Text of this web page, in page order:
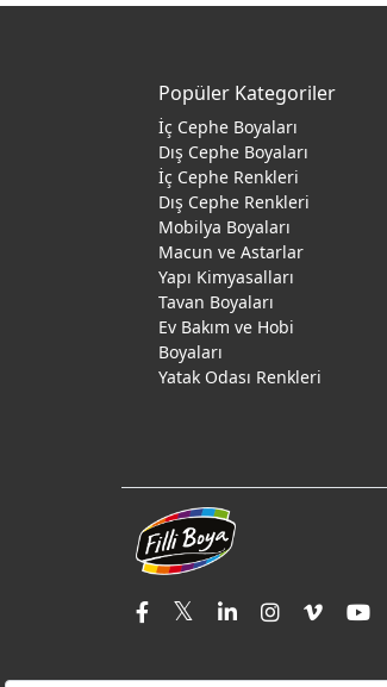
Popüler Kategoriler
İç Cephe Boyaları
Dış Cephe Boyaları
İç Cephe Renkleri
Dış Cephe Renkleri
Mobilya Boyaları
Macun ve Astarlar
Yapı Kimyasalları
Tavan Boyaları
Ev Bakım ve Hobi
Boyaları
Yatak Odası Renkleri